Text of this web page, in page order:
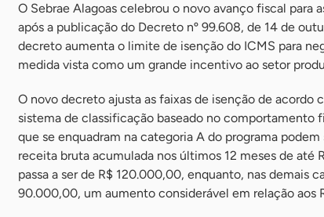
O Sebrae Alagoas celebrou o novo avanço fiscal para
após a publicação do Decreto nº 99.608, de 14 de
decreto aumenta o limite de isenção do ICMS para
medida vista como um grande incentivo ao setor
O novo decreto ajusta as faixas de isenção de acordo
sistema de classificação baseado no comportamento
que se enquadram na categoria A do programa
receita bruta acumulada nos últimos 12 meses de até
passa a ser de R$ 120.000,00, enquanto, nas demais
90.000,00, um aumento considerável em relação